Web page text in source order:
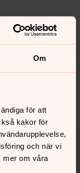
Om
för att
kakor för
och när vi
mer om våra